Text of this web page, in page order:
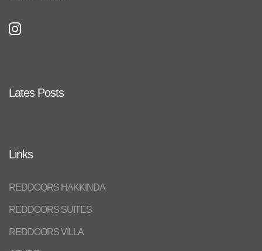
Lates Posts
Links
REDDOORS HAKKINDA
REDDOORS SUITES
REDDOORS VİLLA